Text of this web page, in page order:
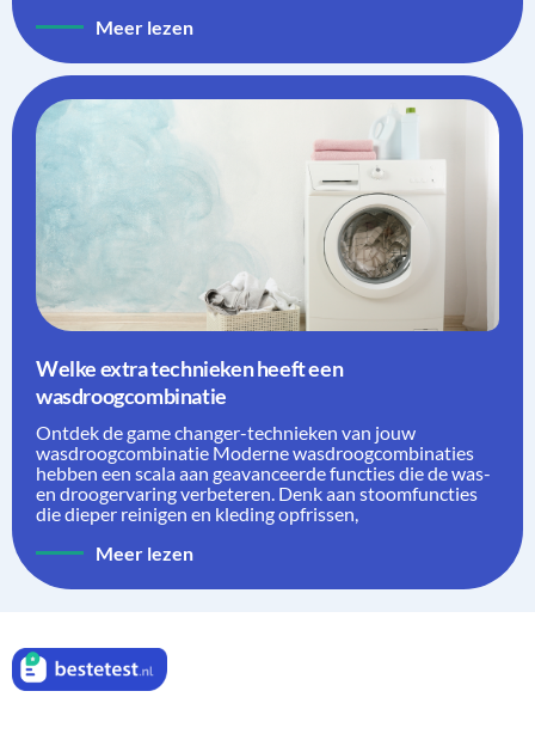
Meer lezen
Welke extra technieken heeft een
wasdroogcombinatie
Ontdek de game changer-technieken van jouw
wasdroogcombinatie Moderne wasdroogcombinaties
hebben een scala aan geavanceerde functies die de was-
en droogervaring verbeteren. Denk aan stoomfuncties
die dieper reinigen en kleding opfrissen,
Meer lezen